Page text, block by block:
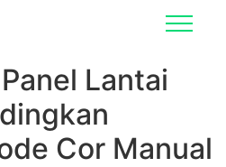
Lantai
Cor Manual